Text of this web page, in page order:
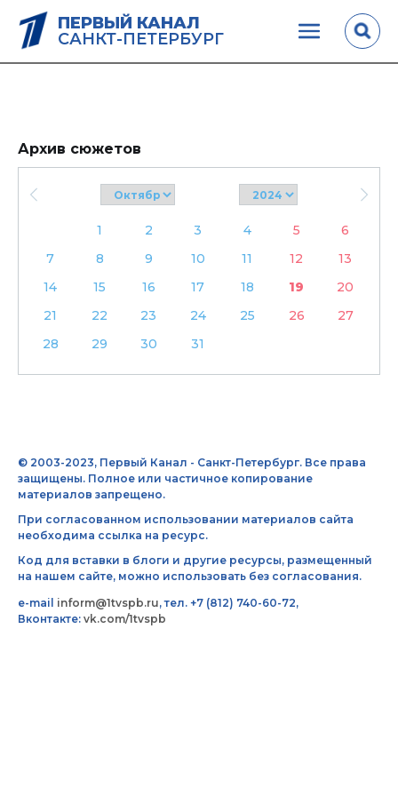
ПЕРВЫЙ КАНАЛ
САНКТ-ПЕТЕРБУРГ
Архив сюжетов
1 2 3 4 5
6
7
8 9 10 11 12
13
14
15 16 17 18 19
20
21
22 23 24 25 26
27
28
29 30 31
© 2003-2023, Первый Канал - Санкт-Петербург. Все права
защищены. Полное или частичное копирование
материалов запрещено.
При согласованном использовании материалов сайта
необходима ссылка на ресурс.
Код для вставки в блоги и другие ресурсы, размещенный
на нашем сайте, можно использовать без согласования.
e-mail inform@1tvspb.ru, тел. +7 (812) 740-60-72,
Вконтакте: vk.com/1tvspb